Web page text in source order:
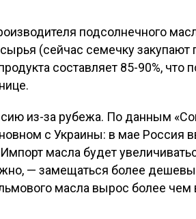
подсолнечного
(сейчас семечку закупают
составляет 85-90%, что
из-за рубежа. По данным
с Украины: в мае Россия
Импорт масла будет
— замещаться более
масла вырос более